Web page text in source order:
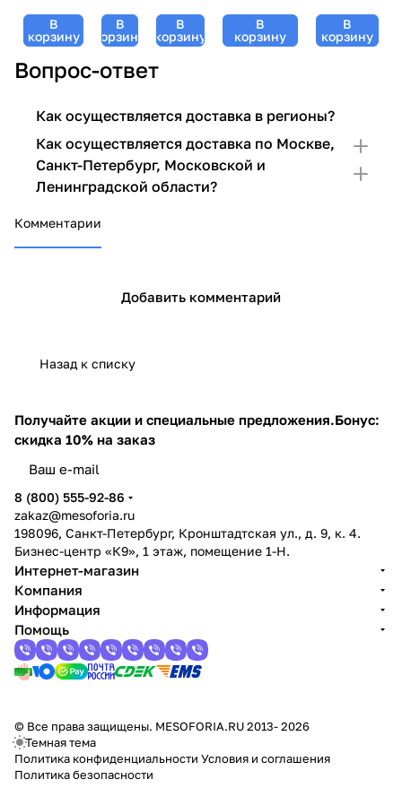
Clear,
GiGi (Джи
мл
В
корзину
Clear,
GiGi
(Джи
Джи)
мл
В
корзину
(Джи
Джи) -
В
корзину
Джи) - 200
мл
В
корзину
200 мл
В
корзину
Вопрос-ответ
Как осуществляется доставка в регионы?
Как осуществляется доставка по Москве,
Санкт-Петербург, Московской и
Ленинградской области?
Комментарии
Добавить комментарий
Назад к списку
Получайте акции и специальные предложения.Бонус:
скидка 10% на заказ
8 (800) 555-92-86
zakaz@mesoforia.ru
198096, Санкт-Петербург, Кронштадтская ул., д. 9, к. 4.
Бизнес-центр «К9», 1 этаж, помещение 1-Н.
Интернет-магазин
Компания
Информация
Помощь
© Все права защищены. MESOFORIA.RU 2013- 2026
Темная тема
Политика конфиденциальности Условия и соглашения
Политика безопасности